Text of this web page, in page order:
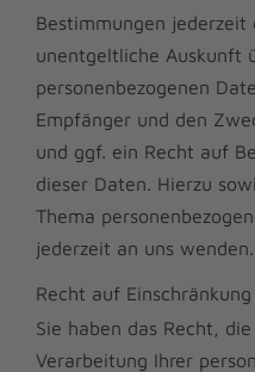
Bestimmungen jederzeit
unentgeltliche Auskunft
personenbezogenen
Empfänger und den
und ggf. ein Recht auf
dieser Daten. Hierzu
Thema
jederzeit an uns wenden.
Recht auf
Sie haben das Recht,
Verarbeitung Ihrer